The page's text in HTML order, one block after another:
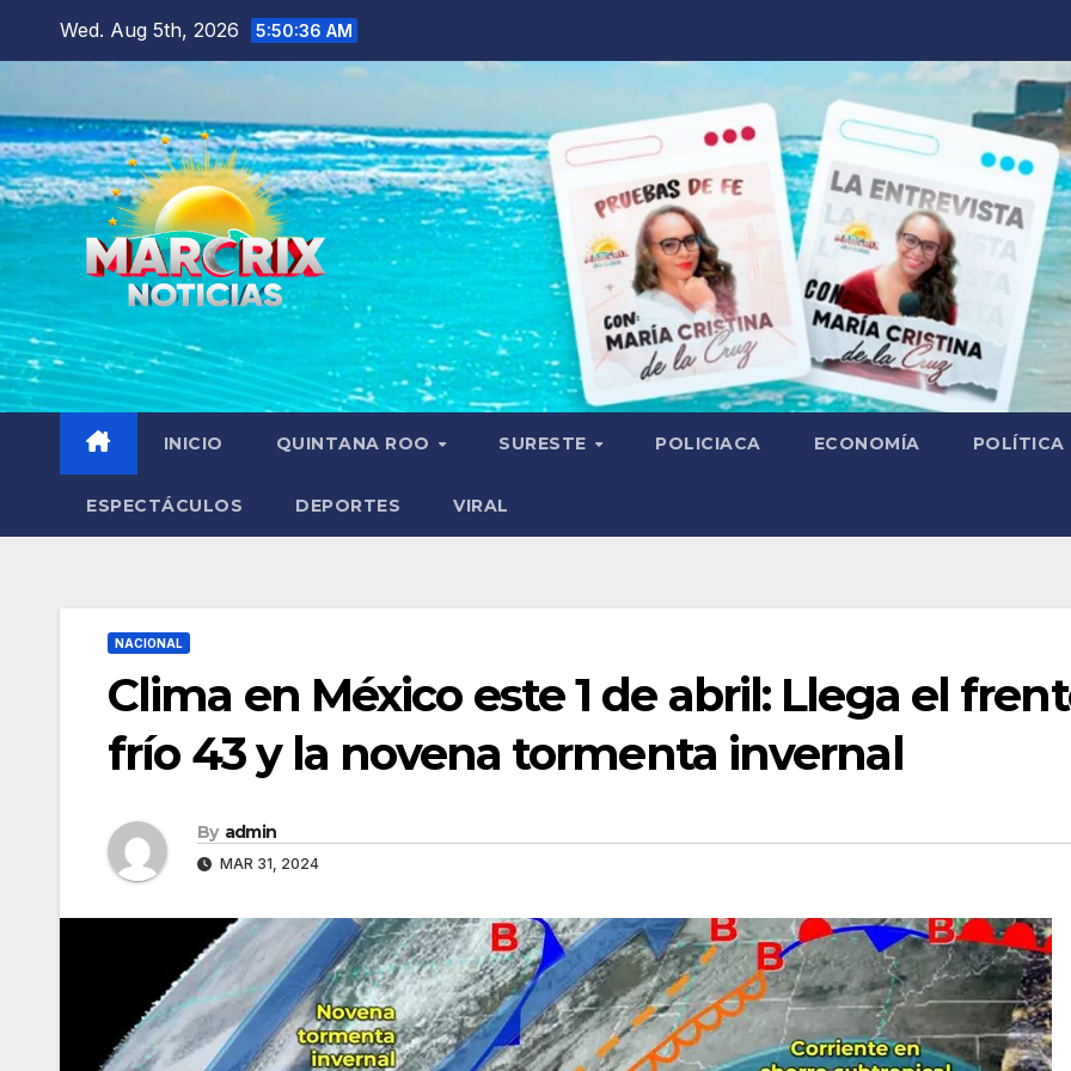
Wed. Aug 5th, 2026 5:50:37 AM
INICIO QUINTANA ROO SURESTE POLICIACA ECONOMÍA POLÍTICA
ESPECTÁCULOS DEPORTES VIRAL
NACIONAL
Clima en México este 1 de abril: Llega el
frío 43 y la novena tormenta invernal
By admin
MAR 31, 2024